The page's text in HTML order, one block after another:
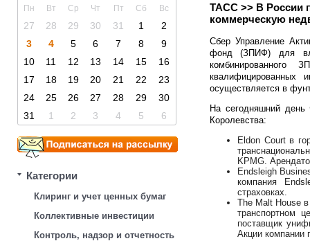
Пн Вт Ср Чт Пт Сб Вс
27 28 29 30 31 1
2
3
4 5 6 7 8
9
10
11 12 13 14 15
16
17
18 19 20 21 22
23
24
25 26 27 28 29
30
31
1 2 3 4 5 6
Категории
Клиринг и учет ценных бумаг
Коллективные инвестиции
Контроль, надзор и отчетность
ТАСС >> В России
коммерческую
Сбер Управление
фонд (ЗПИФ) для
комбинированного
квалифицированных
осуществляется в
На сегодняшний
Королевства:
Eldon Court в
KPMG.
Endsleigh
компания
страховках.
The Malt House
транспортном
поставщик
Акции компании